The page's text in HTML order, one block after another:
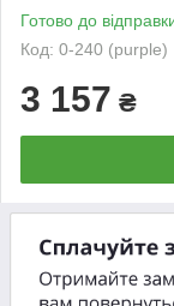
Готово до
Код: 0-240 (purple)
3 157 ₴